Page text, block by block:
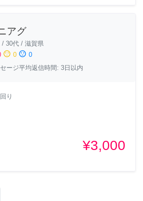
アグ
/ 30代 / 滋賀県
sentiment_neutral 0 sentiment_dissatisfied 0
セージ平均返信時間: 3日以内
り
¥3,000